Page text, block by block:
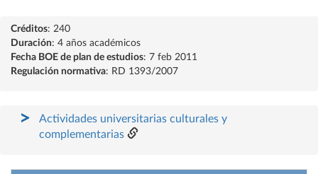
Créditos: 240
Duración: 4 años académicos
Fecha BOE de plan de estudios: 7 feb 2011
Regulación normativa: RD 1393/2007
Actividades universitarias culturales y
complementarias